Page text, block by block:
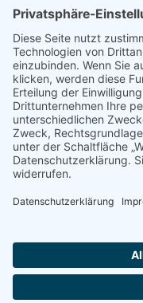
Ariane Warns war
Designerin in der
tätig.
Stand: Juni 2022